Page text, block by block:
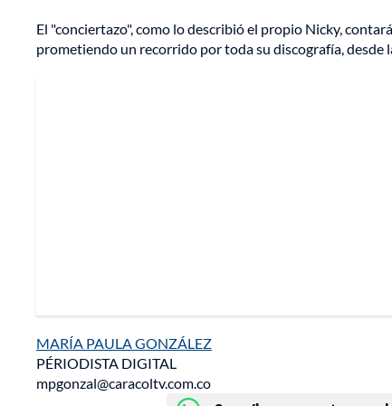
El "conciertazo", como lo describió el propio Nicky,
prometiendo un recorrido por toda su discografía, desde
MARÍA PAULA GONZÁLEZ
PÉRIODISTA DIGITAL
mpgonzal@caracoltv.com.co